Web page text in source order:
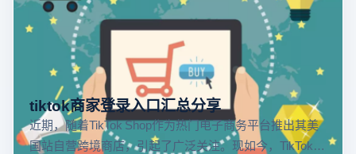
tiktok商家登录入口汇总分享
近期，随着TikTok Shop作为热门电子商务平台推出其美
国站自营跨境商店，引起了广泛关注。现如今，TikTok商